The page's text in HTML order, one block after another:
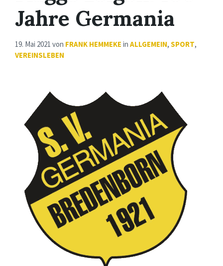
Jahre Germania
19. Mai 2021 von FRANK HEMMEKE in ALLGEMEIN, SPORT,
VEREINSLEBEN